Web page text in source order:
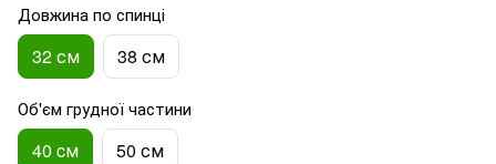
Довжина по спинці
32 см 38 см
Об'єм грудної частини
40 cм 50 см